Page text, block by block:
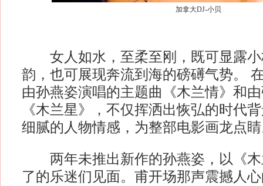
加拿大DJ-小贝
女人如水，至柔至刚，既可显露小
韵，也可展现奔流到海的磅礡气势。
由孙燕姿演唱的主题曲《木兰情》和
《木兰星》，不仅挥洒出恢弘的时代
细腻的人物情感，为整部电影画龙点
两年未推出新作的孙燕姿，以《木
了的乐迷们见面。甫开场那声震撼人